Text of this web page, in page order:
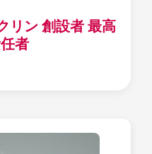
リン 創設者 最高
者